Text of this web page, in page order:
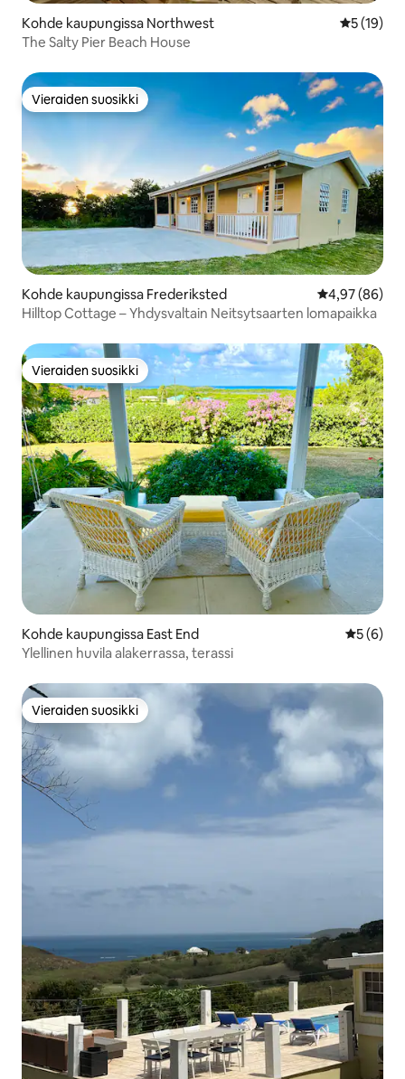
Kohde kaupungissa Northwest
5 (19)
The Salty Pier Beach House
Vieraiden suosikki
Vieraiden suosikki
Kohde kaupungissa Frederiksted
4,97 (86)
Hilltop Cottage – Yhdysvaltain Neitsytsaarten lomapaikka
Vieraiden suosikki
Vieraiden suosikki
Kohde kaupungissa East End
5 (6)
Ylellinen huvila alakerrassa, terassi
Vieraiden suosikki
Vieraiden suosikki